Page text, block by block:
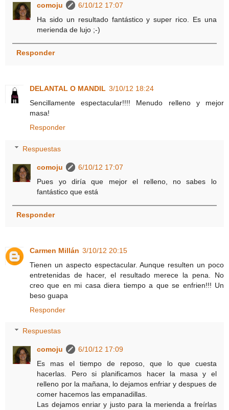
comoju
6/10/12 17:07
Ha sido un resultado fantástico y super rico. Es una
merienda de lujo ;-)
Responder
DELANTAL O MANDIL 3/10/12 18:24
Sencillamente espectacular!!!! Menudo relleno y mejor
masa!
Responder
Respuestas
comoju
6/10/12 17:07
Pues yo diría que mejor el relleno, no sabes lo
fantástico que está
Responder
Carmen Millán 3/10/12 20:15
Tienen un aspecto espectacular. Aunque resulten un poco
entretenidas de hacer, el resultado merece la pena. No
creo que en mi casa diera tiempo a que se enfrien!!! Un
beso guapa
Responder
Respuestas
comoju
6/10/12 17:09
Es mas el tiempo de reposo, que lo que cuesta
hacerlas. Pero si planificamos hacer la masa y el
relleno por la mañana, lo dejamos enfriar y despues de
comer hacemos las empanadillas.
Las dejamos enriar y justo para la merienda a freírlas